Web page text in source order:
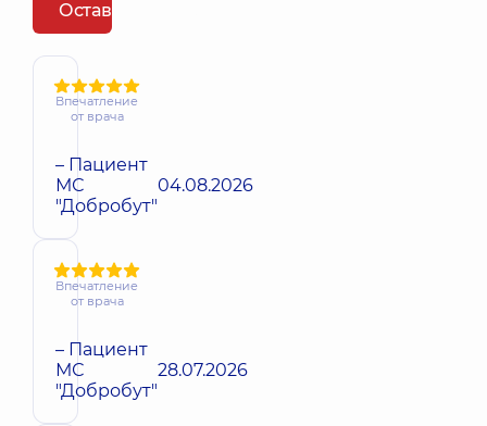
Оставить отзыв
Впечатление
от врача
– Пациент
МС
"Добробут"
04.08.2026
Впечатление
от врача
– Пациент
МС
"Добробут"
28.07.2026